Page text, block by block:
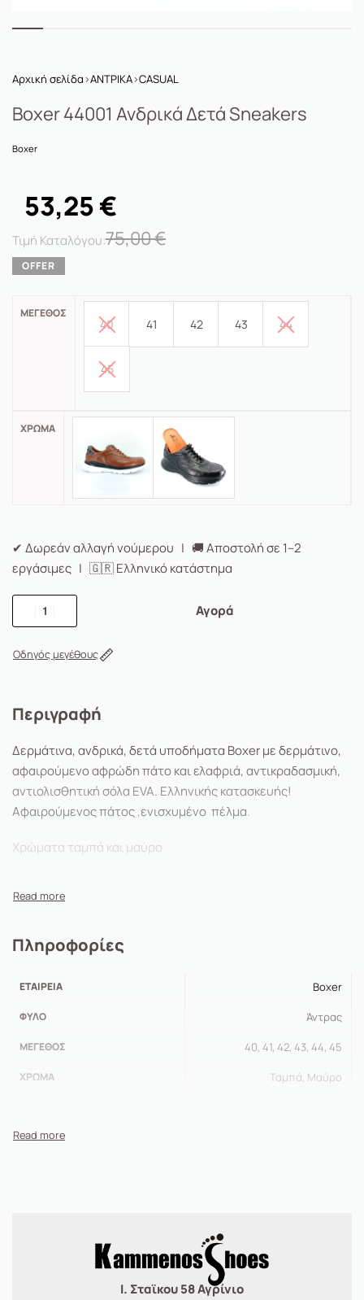
Αρχική σελίδα›ΑΝΤΡΙΚΑ›CASUAL
Boxer 44001 Ανδρικά Δετά Sneakers
Boxer
75,00€
53,25€
ΜΈΓΕΘΟΣ
40 41 42 43 44
45
ΧΡΏΜΑ
✔ Δωρεάν αλλαγή νούμερου | 🚚 Αποστολή σε 1–2
εργάσιμες | 🇬🇷 Ελληνικό κατάστημα
Αγορά
Οδηγός μεγέθους
Περιγραφή
Δερμάτινα, ανδρικά, δετά υποδήματα Boxer με δερμάτινο,
αφαιρούμενο αφρώδη πάτο και ελαφριά, αντικραδασμική,
αντιολισθητική σόλα EVA. Ελληνικής κατασκευής!
Aφαιρούμενος πάτος,ενισχυμένο πέλμα.
Xρώματα ταμπά και μαύρο
Πληροφορίες
ΕΤΑΙΡΕΊΑ Boxer
ΦΎΛΟ Άντρας
ΜΈΓΕΘΟΣ 40, 41, 42, 43, 44, 45
ΧΡΏΜΑ Ταμπά, Μαύρο
Ι. Σταϊκου 58 Αγρίνιο